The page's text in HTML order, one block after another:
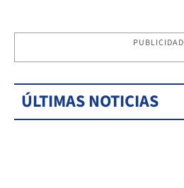
PUBLICIDAD
ÚLTIMAS NOTICIAS